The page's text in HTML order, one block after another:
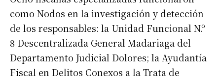
como Nodos en la investigación y detección
de los responsables: la Unidad Funcional N.º
8 Descentralizada General Madariaga del
Departamento Judicial Dolores; la Ayudantía
Fiscal en Delitos Conexos a la Trata de